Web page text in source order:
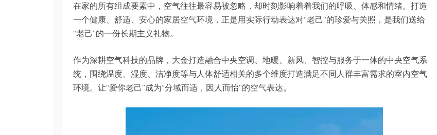
在家的所有组成要素中，空气往往最容易被忽略，却时刻影响着着我们的呼吸、体感和情绪。打造
一个健康、舒适、安心的家居空气环境，正是用实际行动表达对“老己”的珍爱与关照，是我们送给
“老己”的一份长期主义礼物。
作为深耕空气科技的品牌，大金打造融合中央空调、地暖、新风、智控与服务于一体的中央空气系
统，围绕温度、湿度、洁净度等与人体舒适相关的多个维度打造满足不同人群丰富需求的室内空气
环境。让“爱你老己”成为“分域而适，因人而怡”的空气表达。